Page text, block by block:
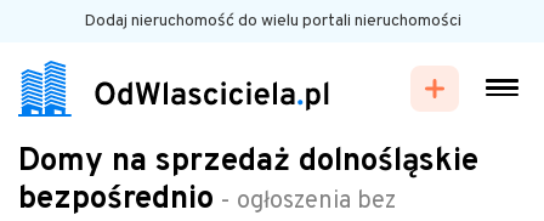
Dodaj nieruchomość do wielu portali nieruchomości
Domy na sprzedaż dolnośląskie
bezpośrednio - ogłoszenia bez